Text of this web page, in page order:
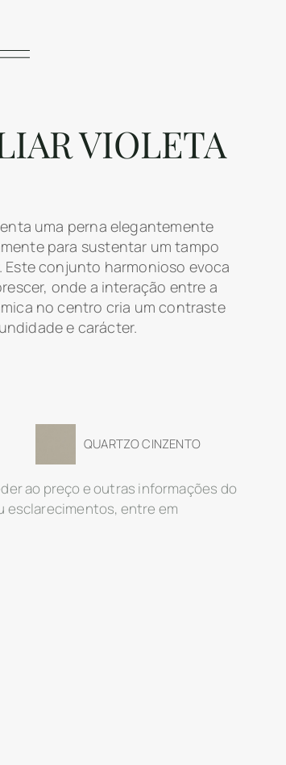
VIOLETA
uma perna elegantemente
para sustentar um tampo
conjunto harmonioso evoca
onde a interação entre a
no centro cria um contraste
e carácter.
QUARTZO CINZENTO
ao preço e outras informações do
esclarecimentos, entre em